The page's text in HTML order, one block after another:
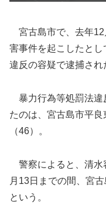
宮古島市で、去年12
害事件を起こしたと
違反の容疑で逮捕され
暴力行為等処罰法違
たのは、宮古島市平
（46）。
警察によると、清水
月13日までの間、宮
という。